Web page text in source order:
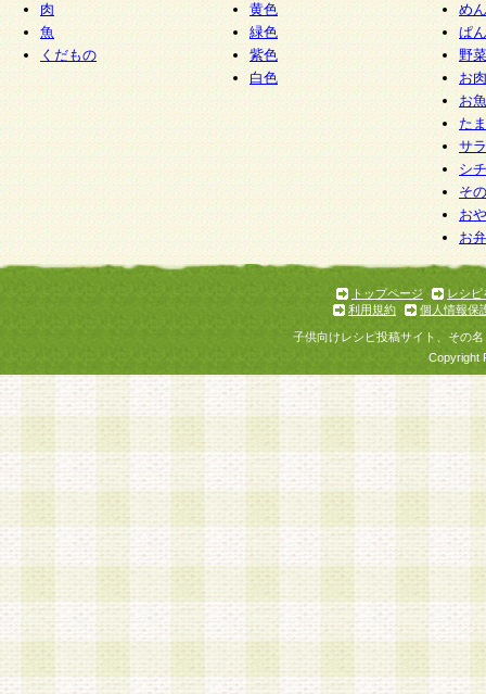
肉
魚
くだもの
黄色
緑色
紫色
白色
めん
ぱん
野
お
お
た
サ
シ
そ
お
お
トップページ
レシピ
利用規約
個人情報保
子供向けレシピ投稿サイト、その
Copyright